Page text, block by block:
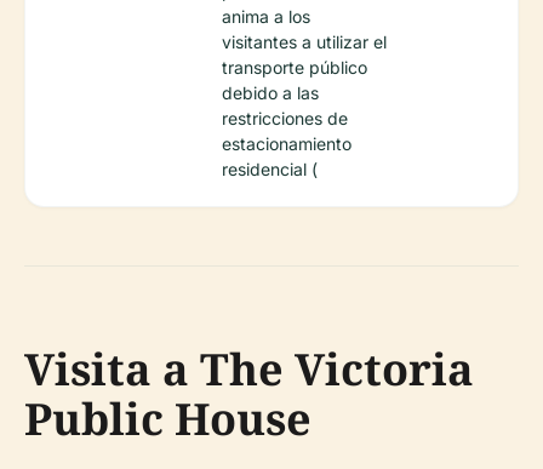
anima a los
visitantes a utilizar el
transporte público
debido a las
restricciones de
estacionamiento
residencial (
Visita a The Victoria
Public House